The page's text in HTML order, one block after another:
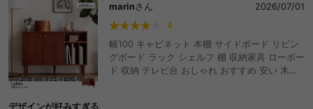
marinさん
2026/07/01
4
幅100 キャビネット 本棚 サイドボード リビン
グボード ラック シェルフ 棚 収納家具 ローボー
ド 収納 テレビ台 おしゃれ おすすめ 安い 木製
デザインが好みすぎる